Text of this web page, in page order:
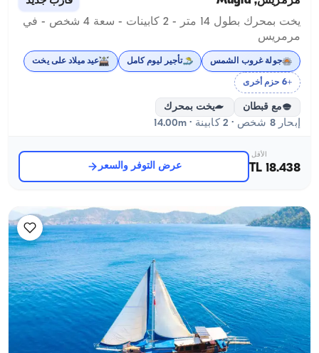
يخت بمحرك بطول 14 متر - 2 كابينات - سعة 4 شخص - في
مرمريس
جولة غروب الشمس تأجير ليوم كامل عيد ميلاد على يخت
+6 حزم أخرى
مع قبطان يخت بمحرك
إبحار 8 شخص · 2 كابينة · 14.00m
الأقل
18.438 TL عرض التوفر والسعر